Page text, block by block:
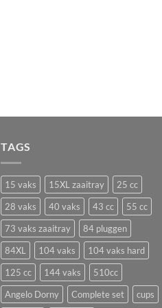
TAGS
15 vaks 15XL zaaitray
25 cc
28 vaks
40 vaks 43 cc
55 cc
73 vaks zaaitray
84 pluggen
84XL
104 vaks
104 vaks hard
125 cc
144 vaks
510cc
Angelo Dorny
Complete set cups